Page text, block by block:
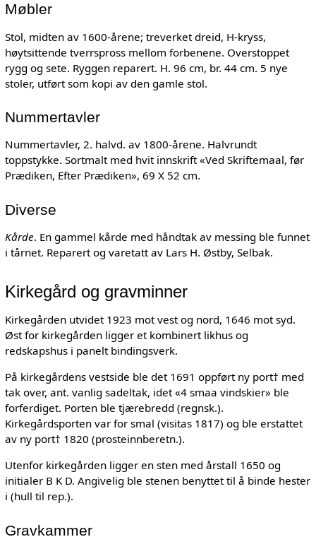
Møbler
Stol, midten av 1600-årene; treverket dreid, H-kryss,
høytsittende tverrspross mellom forbenene. Overstoppet
rygg og sete. Ryggen reparert. H. 96 cm, br. 44 cm. 5 nye
stoler, utført som kopi av den gamle stol.
Nummertavler
Nummertavler, 2. halvd. av 1800-årene. Halvrundt
toppstykke. Sortmalt med hvit innskrift «Ved Skriftemaal, før
Prædiken, Efter Prædiken», 69 X 52 cm.
Diverse
Kårde. En gammel kårde med håndtak av messing ble funnet
i tårnet. Reparert og varetatt av Lars H. Østby, Selbak.
Kirkegård og gravminner
Kirkegården utvidet 1923 mot vest og nord, 1646 mot syd.
Øst for kirkegården ligger et kombinert likhus og
redskapshus i panelt bindingsverk.
På kirkegårdens vestside ble det 1691 oppført ny port† med
tak over, ant. vanlig sadeltak, idet «4 smaa vindskier» ble
forferdiget. Porten ble tjærebredd (regnsk.).
Kirkegårdsporten var for smal (visitas 1817) og ble erstattet
av ny port† 1820 (prosteinnberetn.).
Utenfor kirkegården ligger en sten med årstall 1650 og
initialer B K D. Angivelig ble stenen benyttet til å binde hester
i (hull til rep.).
Gravkammer